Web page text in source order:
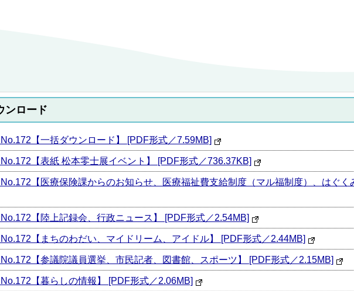
ンロード
【一括ダウンロード】 [PDF形式／7.59MB]
【表紙 松本零士展イベント】 [PDF形式／736.37KB]
【医療保険課からのお知らせ、医療福祉費支給制度（マル福制度）、はぐ
【陸上記録会、行政ニュース】 [PDF形式／2.54MB]
【まちのわだい、マイドリーム、アイドル】 [PDF形式／2.44MB]
【参議院議員選挙、市民記者、図書館、スポーツ】 [PDF形式／2.15MB]
【暮らしの情報】 [PDF形式／2.06MB]